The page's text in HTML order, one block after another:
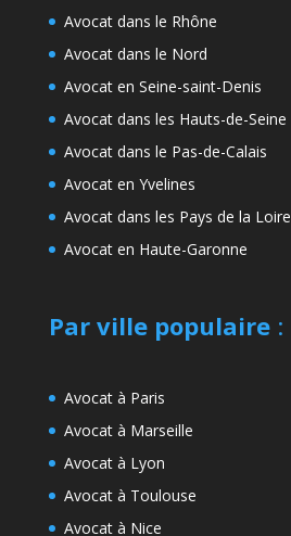
Avocat dans le Rhône
Avocat dans le Nord
Avocat en Seine-saint-Denis
Avocat dans les Hauts-de-Seine
Avocat dans le Pas-de-Calais
Avocat en Yvelines
Avocat dans les Pays de la Loire
Avocat en Haute-Garonne
Par ville populaire:
Avocat à Paris
Avocat à Marseille
Avocat à Lyon
Avocat à Toulouse
Avocat à Nice